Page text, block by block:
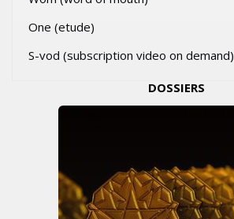
One (etude)
S-vod (subscription video on demand)
DOSSIERS